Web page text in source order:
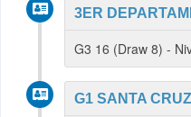
3ER
G3 16 (Draw 8) -
G1 SANTA